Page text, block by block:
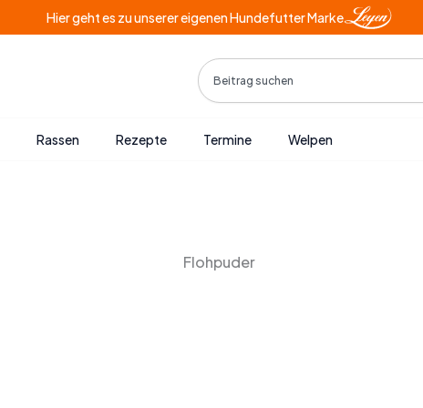
Hier geht es zu unserer eigenen Hundefutter Marke
Search
Rassen Rezepte Termine Welpen
Flohpuder